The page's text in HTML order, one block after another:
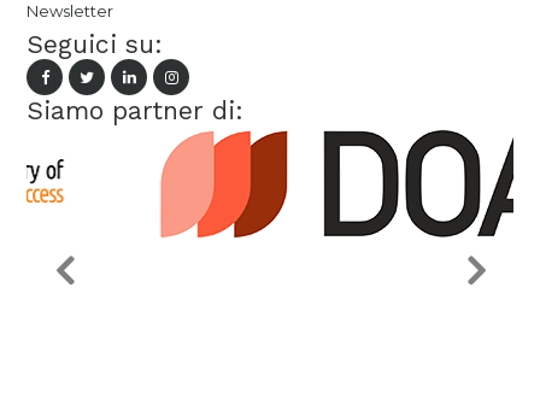
Newsletter
Seguici su:
Siamo partner di: